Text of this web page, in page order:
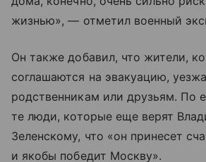
жизнью», — отметил военный
Он также добавил, что жители,
соглашаются на эвакуацию,
родственникам или друзьям. По
те люди, которые еще верят
Зеленскому, что «он принесет
и якобы победит Москву».